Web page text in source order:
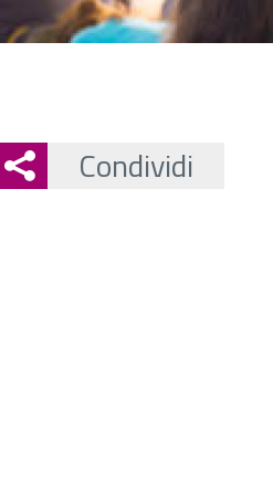
Condividi